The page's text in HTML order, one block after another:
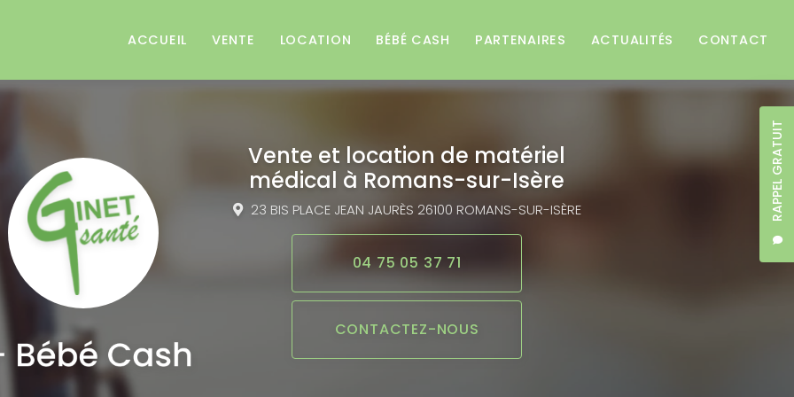
RAPPEL GRATUIT
ACCUEIL VENTE LOCATION BÉBÉ CASH PARTENAIRES ACTUALITÉS CONTACT
Vente et location de matériel
médical à Romans-sur-Isère
23 BIS PLACE JEAN JAURÈS 26100 ROMANS-SUR-ISÈRE
04 75 05 37 71
CONTACTEZ-NOUS